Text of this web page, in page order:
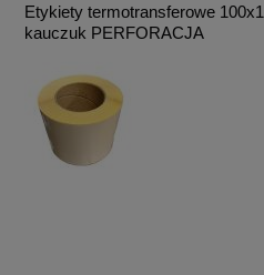
Etykiety termotransferowe
kauczuk PERFORACJA